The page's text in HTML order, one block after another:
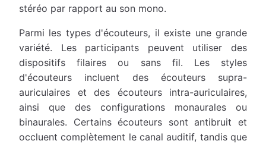
stéréo par rapport au son mono.
Parmi les types d'écouteurs, il existe une grande
variété. Les participants peuvent utiliser des
dispositifs filaires ou sans fil. Les styles
d'écouteurs incluent des écouteurs supra-
auriculaires et des écouteurs intra-auriculaires,
ainsi que des configurations monaurales ou
binaurales. Certains écouteurs sont antibruit et
occluent complètement le canal auditif, tandis que